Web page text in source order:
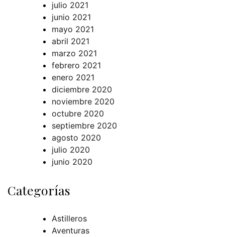
julio 2021
junio 2021
mayo 2021
abril 2021
marzo 2021
febrero 2021
enero 2021
diciembre 2020
noviembre 2020
octubre 2020
septiembre 2020
agosto 2020
julio 2020
junio 2020
Categorías
Astilleros
Aventuras